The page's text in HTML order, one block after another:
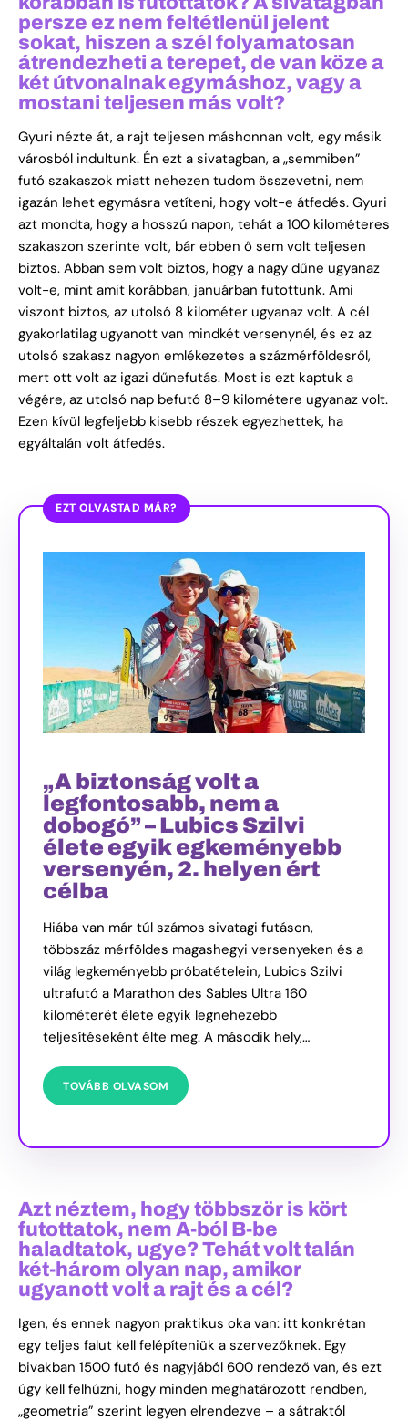
persze ez nem feltétlenül jelent
sokat, hiszen a szél folyamatosan
átrendezheti a terepet, de van köze a
két útvonalnak egymáshoz, vagy a
mostani teljesen más volt?
Gyuri nézte át, a rajt teljesen máshonnan volt, egy másik
városból indultunk. Én ezt a sivatagban, a „semmiben”
futó szakaszok miatt nehezen tudom összevetni, nem
igazán lehet egymásra vetíteni, hogy volt-e átfedés. Gyuri
azt mondta, hogy a hosszú napon, tehát a 100 kilométeres
szakaszon szerinte volt, bár ebben ő sem volt teljesen
biztos. Abban sem volt biztos, hogy a nagy dűne ugyanaz
volt-e, mint amit korábban, januárban futottunk. Ami
viszont biztos, az utolsó 8 kilométer ugyanaz volt. A cél
gyakorlatilag ugyanott van mindkét versenynél, és ez az
utolsó szakasz nagyon emlékezetes a százmérföldesről,
mert ott volt az igazi dűnefutás. Most is ezt kaptuk a
végére, az utolsó nap befutó 8–9 kilométere ugyanaz volt.
Ezen kívül legfeljebb kisebb részek egyezhettek, ha
egyáltalán volt átfedés.
EZT OLVASTAD MÁR?
„A biztonság volt a
legfontosabb, nem a
dobogó” – Lubics Szilvi
élete egyik egkeményebb
versenyén, 2. helyen ért
célba
Hiába van már túl számos sivatagi futáson,
többszáz mérföldes magashegyi versenyeken és a
világ legkeményebb próbatételein, Lubics Szilvi
ultrafutó a Marathon des Sables Ultra 160
kilométerét élete egyik legnehezebb
teljesítéseként élte meg. A második hely,…
TOVÁBB OLVASOM
Azt néztem, hogy többször is kört
futottatok, nem A-ból B-be
haladtatok, ugye? Tehát volt talán
két-három olyan nap, amikor
ugyanott volt a rajt és a cél?
Igen, és ennek nagyon praktikus oka van: itt konkrétan
egy teljes falut kell felépíteniük a szervezőknek. Egy
bivakban 1500 futó és nagyjából 600 rendező van, és ezt
úgy kell felhúzni, hogy minden meghatározott rendben,
„geometria” szerint legyen elrendezve – a sátraktól